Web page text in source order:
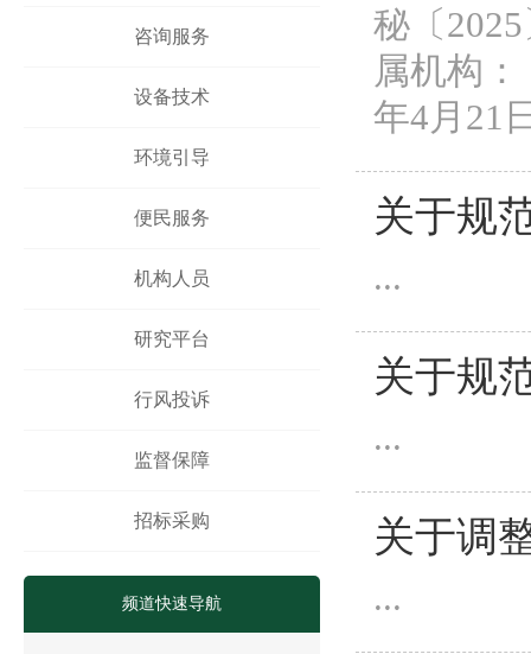
咨询服务
设备技术
环境引导
便民服务
机构人员
研究平台
行风投诉
监督保障
招标采购
频道快速导航
秘〔
属机构
年4月21
关于规
...
关于规
...
关于调
...